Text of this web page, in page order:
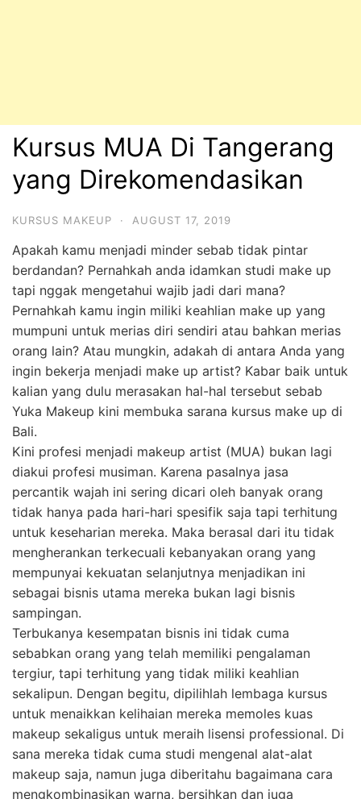
Kursus MUA Di Tangerang
yang Direkomendasikan
KURSUS MAKEUP · AUGUST 17, 2019
Apakah kamu menjadi minder sebab tidak pintar
berdandan? Pernahkah anda idamkan studi make up
tapi nggak mengetahui wajib jadi dari mana?
Pernahkah kamu ingin miliki keahlian make up yang
mumpuni untuk merias diri sendiri atau bahkan merias
orang lain? Atau mungkin, adakah di antara Anda yang
ingin bekerja menjadi make up artist? Kabar baik untuk
kalian yang dulu merasakan hal-hal tersebut sebab
Yuka Makeup kini membuka sarana kursus make up di
Bali.
Kini profesi menjadi makeup artist (MUA) bukan lagi
diakui profesi musiman. Karena pasalnya jasa
percantik wajah ini sering dicari oleh banyak orang
tidak hanya pada hari-hari spesifik saja tapi terhitung
untuk keseharian mereka. Maka berasal dari itu tidak
mengherankan terkecuali kebanyakan orang yang
mempunyai kekuatan selanjutnya menjadikan ini
sebagai bisnis utama mereka bukan lagi bisnis
sampingan.
Terbukanya kesempatan bisnis ini tidak cuma
sebabkan orang yang telah memiliki pengalaman
tergiur, tapi terhitung yang tidak miliki keahlian
sekalipun. Dengan begitu, dipilihlah lembaga kursus
untuk menaikkan kelihaian mereka memoles kuas
makeup sekaligus untuk meraih lisensi professional. Di
sana mereka tidak cuma studi mengenal alat-alat
makeup saja, namun juga diberitahu bagaimana cara
mengkombinasikan warna, bersihkan dan juga